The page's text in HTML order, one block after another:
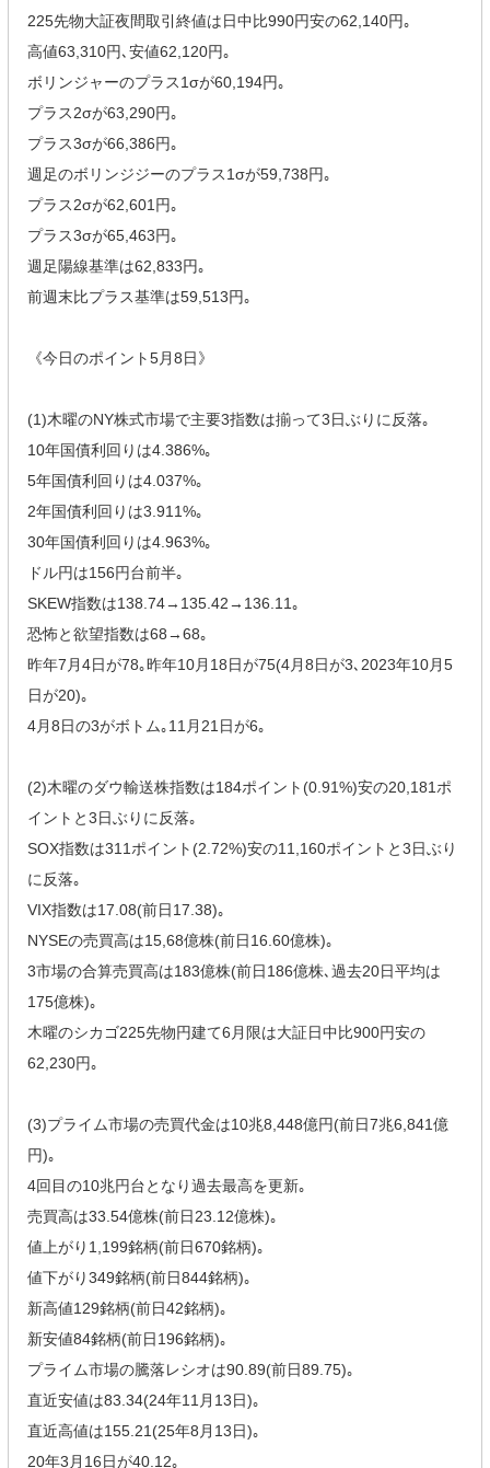
225先物大証夜間取引終値は日中比990円安の62,140円｡
高値63,310円､安値62,120円｡
ボリンジャーのプラス1σが60,194円｡
プラス2σが63,290円｡
プラス3σが66,386円｡
週足のボリンジジーのプラス1σが59,738円｡
プラス2σが62,601円｡
プラス3σが65,463円｡
週足陽線基準は62,833円｡
前週末比プラス基準は59,513円｡
《今日のポイント5月8日》
(1)木曜のNY株式市場で主要3指数は揃って3日ぶりに反落｡
10年国債利回りは4.386%｡
5年国債利回りは4.037%｡
2年国債利回りは3.911%｡
30年国債利回りは4.963%｡
ドル円は156円台前半｡
SKEW指数は138.74→135.42→136.11｡
恐怖と欲望指数は68→68｡
昨年7月4日が78｡昨年10月18日が75(4月8日が3､2023年10月5
日が20)｡
4月8日の3がボトム｡11月21日が6｡
(2)木曜のダウ輸送株指数は184ポイント(0.91%)安の20,181ポ
イントと3日ぶりに反落｡
SOX指数は311ポイント(2.72%)安の11,160ポイントと3日ぶり
に反落｡
VIX指数は17.08(前日17.38)｡
NYSEの売買高は15,68億株(前日16.60億株)｡
3市場の合算売買高は183億株(前日186億株､過去20日平均は
175億株)｡
木曜のシカゴ225先物円建て6月限は大証日中比900円安の
62,230円｡
(3)プライム市場の売買代金は10兆8,448億円(前日7兆6,841億
円)｡
4回目の10兆円台となり過去最高を更新｡
売買高は33.54億株(前日23.12億株)｡
値上がり1,199銘柄(前日670銘柄)｡
値下がり349銘柄(前日844銘柄)｡
新高値129銘柄(前日42銘柄)｡
新安値84銘柄(前日196銘柄)｡
プライム市場の騰落レシオは90.89(前日89.75)｡
直近安値は83.34(24年11月13日)｡
直近高値は155.21(25年8月13日)｡
20年3月16日が40.12｡